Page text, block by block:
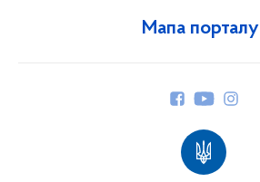
Мапа порталу